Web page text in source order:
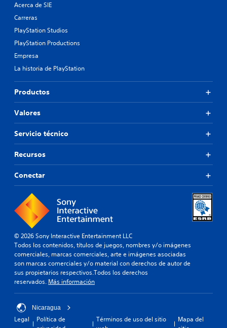
Acerca de SIE
Carreras
PlayStation Studios
PlayStation Productions
Empresa
La historia de PlayStation
Productos
Valores
Servicio técnico
Recursos
Conectar
© 2026 Sony Interactive Entertainment LLC
Todos los contenidos, títulos de juegos, nombres y/o imágenes
comerciales, marcas comerciales, arte e imágenes asociadas
son marcas comerciales y/o material con derechos de autor de
sus propietarios respectivos.Todos los derechos
reservados. Más información
Nicaragua
Legal
Política de
Términos de uso del sitio
Mapa del